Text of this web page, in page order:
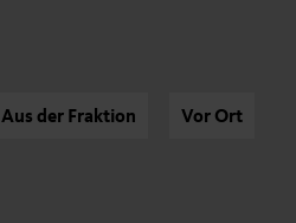
Aus der Fraktion Vor Ort